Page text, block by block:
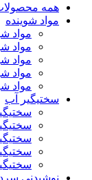
همه
مواد شوینده
مواد
مواد
مواد
مواد
مواد
سختیگیر آب
نوشیدنی سرد